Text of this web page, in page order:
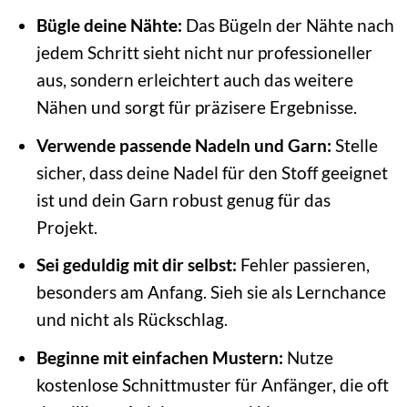
Bügle deine Nähte: Das Bügeln der Nähte nach
jedem Schritt sieht nicht nur professioneller
aus, sondern erleichtert auch das weitere
Nähen und sorgt für präzisere Ergebnisse.
Verwende passende Nadeln und Garn: Stelle
sicher, dass deine Nadel für den Stoff geeignet
ist und dein Garn robust genug für das
Projekt.
Sei geduldig mit dir selbst: Fehler passieren,
besonders am Anfang. Sieh sie als Lernchance
und nicht als Rückschlag.
Beginne mit einfachen Mustern: Nutze
kostenlose Schnittmuster für Anfänger, die oft